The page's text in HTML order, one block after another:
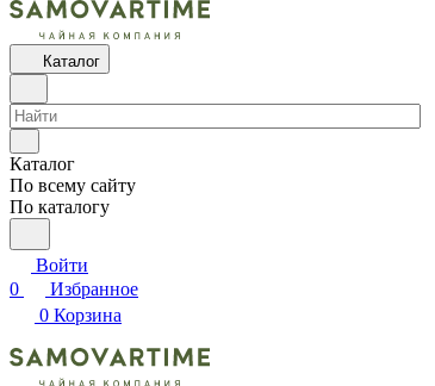
Каталог
Каталог
По всему сайту
По каталогу
Войти
0
Избранное
0 Корзина